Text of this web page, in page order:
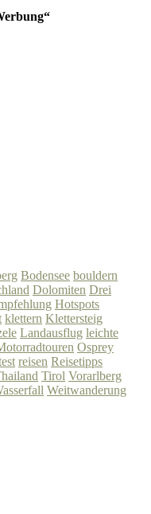
Bodensee bouldern
Dolomiten Drei
Hotspots
klettern Klettersteig
Landausflug leichte
Osprey
reisen Reisetipps
Tirol Vorarlberg
Weitwanderung